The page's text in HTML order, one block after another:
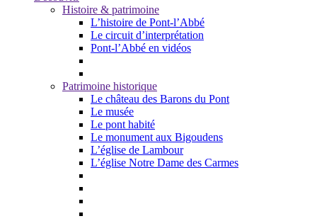
Histoire & patrimoine
L’histoire de Pont-l’Abbé
Le circuit d’interprétation
Pont-l’Abbé en vidéos
Patrimoine historique
Le château des Barons du Pont
Le musée
Le pont habité
Le monument aux Bigoudens
L’église de Lambour
L’église Notre Dame des Carmes